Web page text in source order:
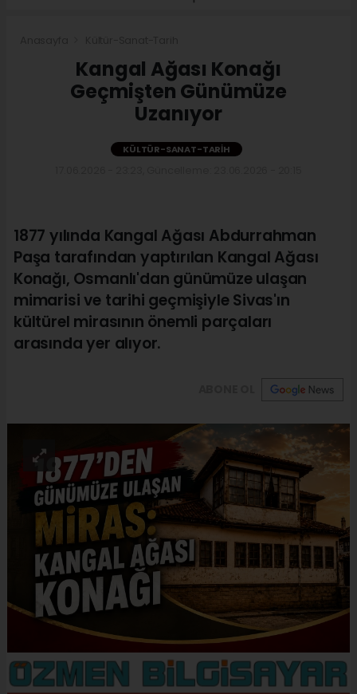
Kangal Ağası Konağı
Geçmişten Günümüze
Uzanıyor
KÜLTÜR-SANAT-TARIH
1877 yılında Kangal Ağası Abdurrahman
Paşa tarafından yaptırılan Kangal Ağası
Konağı, Osmanlı'dan günümüze ulaşan
mimarisi ve tarihi geçmişiyle Sivas'ın
kültürel mirasının önemli parçaları
arasında yer alıyor.